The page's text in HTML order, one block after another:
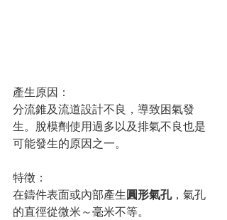
產生原因：
分流錐及流道設計不良，導致困氣發
生。脫模劑使用過多以及排氣不良也是
可能發生的原因之一。
特徵：
在鑄件表面或內部產生圓形氣孔，氣孔
的直徑從微米～毫米不等。